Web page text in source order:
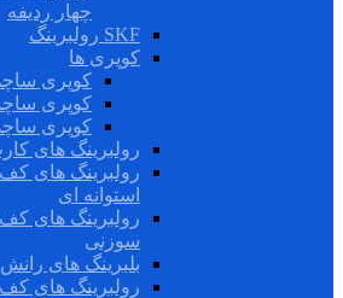
چهار ردیفه
SKF رولبرینگ
کوپری ها
کوپری
کوپری
کوپری
رولبرینگ های
رولبرینگ های
استوانه ای
رولبرینگ های
سوزنی
بلبرینگ های
رولبرینگ های